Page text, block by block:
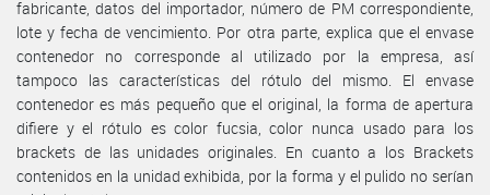
fabricante, datos del importador, número de PM correspondiente,
lote y fecha de vencimiento. Por otra parte, explica que el envase
contenedor no corresponde al utilizado por la empresa, así
tampoco las características del rótulo del mismo. El envase
contenedor es más pequeño que el original, la forma de apertura
difiere y el rótulo es color fucsia, color nunca usado para los
brackets de las unidades originales. En cuanto a los Brackets
contenidos en la unidad exhibida, por la forma y el pulido no serían